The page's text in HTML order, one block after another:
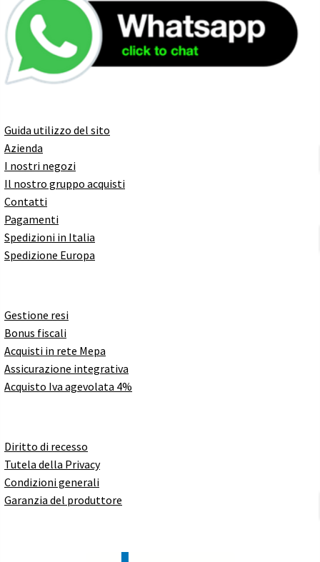
Guida utilizzo del sito
Azienda
I nostri negozi
Il nostro gruppo acquisti
Contatti
Pagamenti
Spedizioni in Italia
Spedizione Europa
Gestione resi
Bonus fiscali
Acquisti in rete Mepa
Assicurazione integrativa
Acquisto Iva agevolata 4%
Diritto di recesso
Tutela della Privacy
Condizioni generali
Garanzia del produttore